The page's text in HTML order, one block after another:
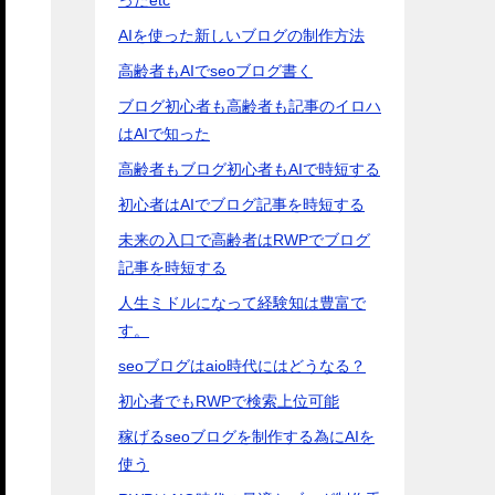
AIを使った新しいブログの制作方法
高齢者もAIでseoブログ書く
ブログ初心者も高齢者も記事のイロハ
はAIで知った
高齢者もブログ初心者もAIで時短する
初心者はAIでブログ記事を時短する
未来の入口で高齢者はRWPでブログ
記事を時短する
人生ミドルになって経験知は豊富で
す。
seoブログはaio時代にはどうなる？
初心者でもRWPで検索上位可能
稼げるseoブログを制作する為にAIを
使う